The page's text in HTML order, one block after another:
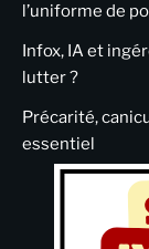
l’uniforme de
Infox, IA et
lutter ?
Précarité,
essentiel